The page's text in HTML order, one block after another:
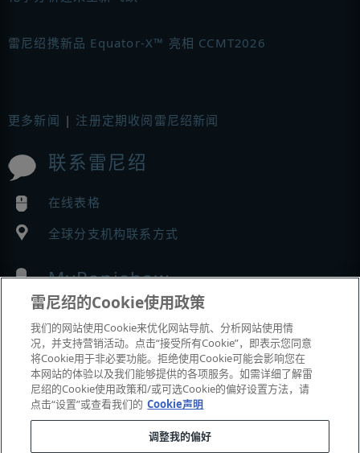
雷尼绍携新品 Equator-X™ 亮相 CCMT2026
更多新闻 | 注册定期收阅雷尼绍新闻
联系雷尼绍
在线表格
全球分支机构联系方式
MyRenishaw
在线商城
展会与市场活动
我们参加的活动
雷尼绍的Cookie使用政策
我们的网站使用Cookie来优化网站导航、分析网站使用情
况，并支持营销活动。点击“接受所有Cookie”，即表示您同意
将Cookie用于非必要功能。拒绝使用Cookie可能会影响您在
本网站的体验以及我们能够提供的各项服务。如需详细了解雷
尼绍的Cookie使用政策和/或可选Cookie的偏好设置方法，请
点击“设置”或查看我们的 Cookie声明
调整我的偏好